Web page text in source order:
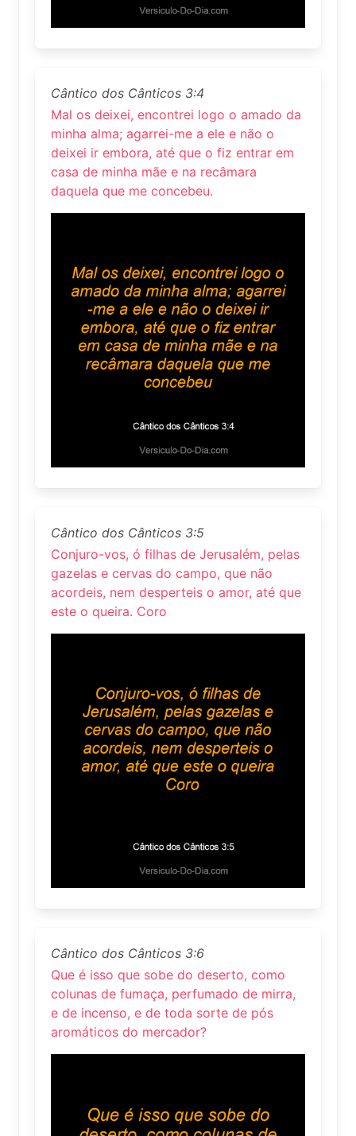
Cântico dos Cânticos 3:4
Mal os deixei, encontrei logo o amado da
minha alma; agarrei-me a ele e não o
deixei ir embora, até que o fiz entrar em
casa de minha mãe e na recâmara
daquela que me concebeu.
Cântico dos Cânticos 3:5
Conjuro-vos, ó filhas de Jerusalém, pelas
gazelas e cervas do campo, que não
acordeis, nem desperteis o amor, até que
este o queira. Coro
Cântico dos Cânticos 3:6
Que é isso que sobe do deserto, como
colunas de fumaça, perfumado de mirra,
e de incenso, e de toda sorte de pós
aromáticos do mercador?